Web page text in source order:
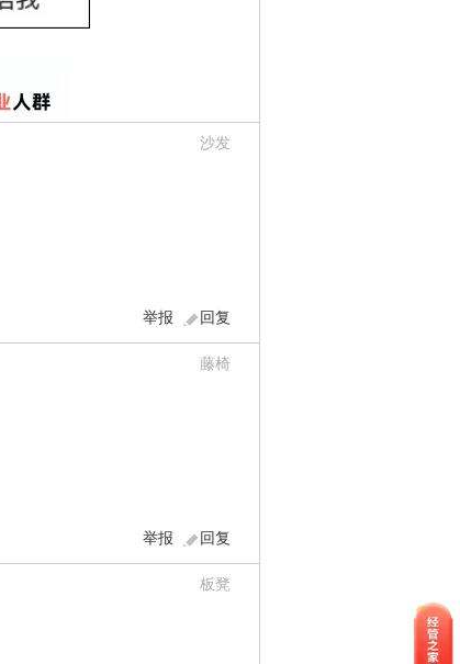
沙发
回复
举报
藤椅
回复
举报
板凳